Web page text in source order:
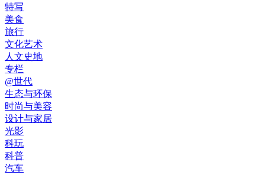
特写
美食
旅行
文化艺术
人文史地
专栏
@世代
生态与环保
时尚与美容
设计与家居
光影
科玩
科普
汽车